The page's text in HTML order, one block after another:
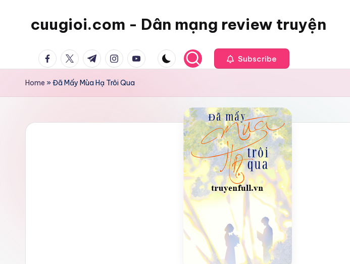
cuugioi.com - Dân mạng review truyện
facebook.com
twitter.com
t.me instagram.com
youtube.com Subscribe
Home »Đã Mấy Mùa Hạ Trôi Qua